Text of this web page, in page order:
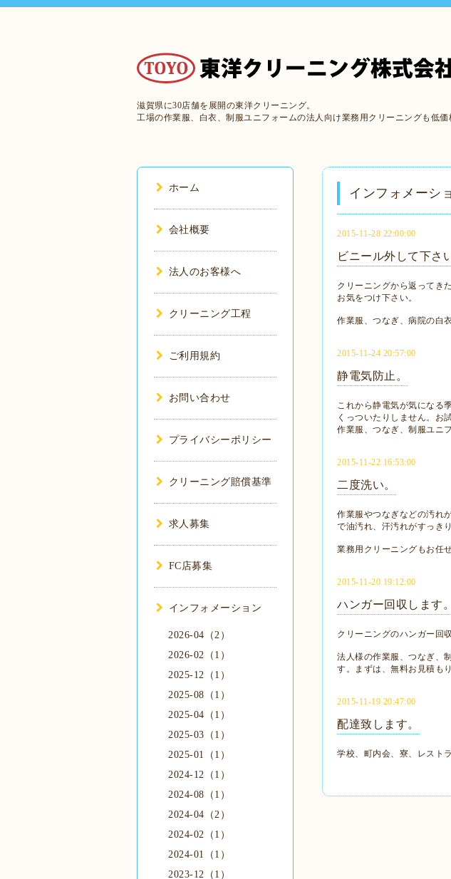
滋賀県に30店舗を展開の東洋クリーニング。
工場の作業服、白衣、制服ユニフォームの法人向け業務用クリーニングも低価
インフォメーシ
2015-11-28 22:00:00
ビニール外して下さ
クリーニングから返ってき
お気をつけ下さい。
作業服、つなぎ、病院の白
2015-11-24 20:57:00
静電気防止。
これから静電気が気になる
くっついたりしません。お
作業服、つなぎ、制服ユニ
2015-11-22 16:53:00
二度洗い。
作業服やつなぎなどの汚れ
で油汚れ、汗汚れがすっき
業務用クリーニングもお任
2015-11-20 19:12:00
ハンガー回収します。
クリーニングのハンガー回
法人様の作業服、つなぎ、
す。まずは、無料お見積も
2015-11-19 20:47:00
配達致します。
学校、町内会、寮、レスト
ホーム
会社概要
法人のお客様へ
クリーニング工程
ご利用規約
お問い合わせ
プライバシーポリシー
クリーニング賠償基準
求人募集
FC店募集
インフォメーション
2026-04（2）
2026-02（1）
2025-12（1）
2025-08（1）
2025-04（1）
2025-03（1）
2025-01（1）
2024-12（1）
2024-08（1）
2024-04（2）
2024-02（1）
2024-01（1）
2023-12（1）